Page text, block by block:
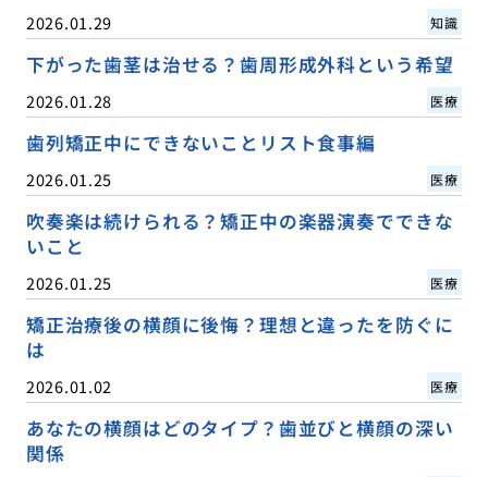
2026.01.29 知識
下がった歯茎は治せる？歯周形成外科という希望
2026.01.28 医療
歯列矯正中にできないことリスト食事編
2026.01.25 医療
吹奏楽は続けられる？矯正中の楽器演奏でできな
いこと
2026.01.25 医療
矯正治療後の横顔に後悔？理想と違ったを防ぐに
は
2026.01.02 医療
あなたの横顔はどのタイプ？歯並びと横顔の深い
関係